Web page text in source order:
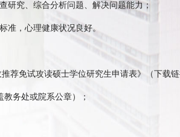
研究、综合分析问题、解决问题能力；
准，心理健康状况良好。
荐免试攻读硕士学位研究生申请表》（下载链
务处或院系公章）；